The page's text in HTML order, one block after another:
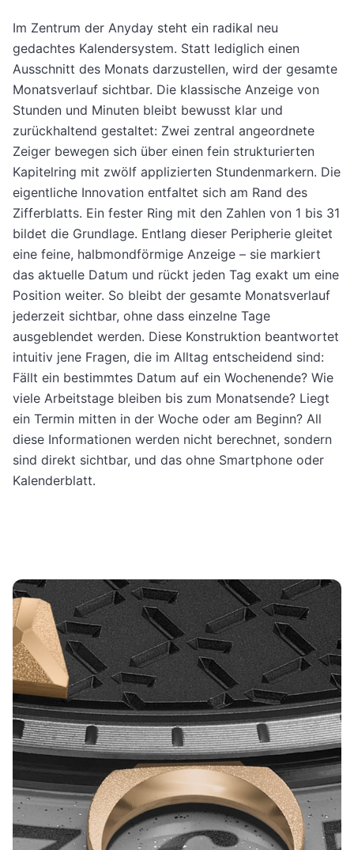
Im Zentrum der Anyday steht ein radikal neu
gedachtes Kalendersystem. Statt lediglich einen
Ausschnitt des Monats darzustellen, wird der gesamte
Monatsverlauf sichtbar. Die klassische Anzeige von
Stunden und Minuten bleibt bewusst klar und
zurückhaltend gestaltet: Zwei zentral angeordnete
Zeiger bewegen sich über einen fein strukturierten
Kapitelring mit zwölf applizierten Stundenmarkern. Die
eigentliche Innovation entfaltet sich am Rand des
Zifferblatts. Ein fester Ring mit den Zahlen von 1 bis 31
bildet die Grundlage. Entlang dieser Peripherie gleitet
eine feine, halbmondförmige Anzeige – sie markiert
das aktuelle Datum und rückt jeden Tag exakt um eine
Position weiter. So bleibt der gesamte Monatsverlauf
jederzeit sichtbar, ohne dass einzelne Tage
ausgeblendet werden. Diese Konstruktion beantwortet
intuitiv jene Fragen, die im Alltag entscheidend sind:
Fällt ein bestimmtes Datum auf ein Wochenende? Wie
viele Arbeitstage bleiben bis zum Monatsende? Liegt
ein Termin mitten in der Woche oder am Beginn? All
diese Informationen werden nicht berechnet, sondern
sind direkt sichtbar, und das ohne Smartphone oder
Kalenderblatt.